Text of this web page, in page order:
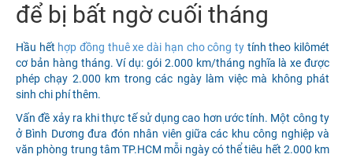
để bị bất ngờ cuối tháng
Hầu hết hợp đồng thuê xe dài hạn cho công tytính theo kilômét
cơ bản hàng tháng. Ví dụ: gói 2.000 km/tháng nghĩa là xe được
phép chạy 2.000 km trong các ngày làm việc mà không phát
sinh chi phí thêm.
Vấn đề xảy ra khi thực tế sử dụng cao hơn ước tính. Một công ty
ở Bình Dương đưa đón nhân viên giữa các khu công nghiệp và
văn phòng trung tâm TP.HCM mỗi ngày có thể tiêu hết 2.000 km